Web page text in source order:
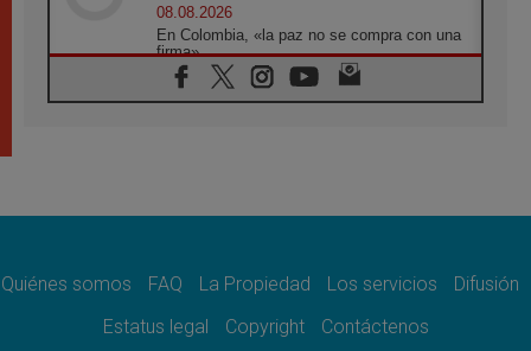
08.08.2026
En Colombia, «la paz no se compra con una
firma»
08.08.2026
En Venezuela celebraron los 416 años del
08.08.2026
07.08.2026
se convierte en diócesis
Quiénes somos FAQ La Propiedad Los servicios
Difusión
Estatus legal
Copyright Contáctenos